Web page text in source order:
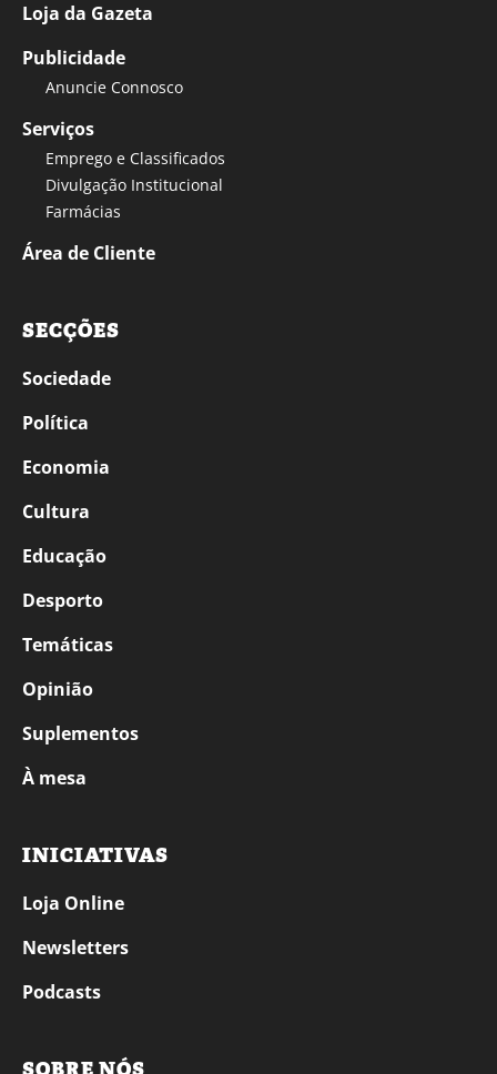
Loja da Gazeta
Publicidade
Anuncie Connosco
Serviços
Emprego e Classificados
Divulgação Institucional
Farmácias
Área de Cliente
SECÇÕES
Sociedade
Política
Economia
Cultura
Educação
Desporto
Temáticas
Opinião
Suplementos
À mesa
INICIATIVAS
Loja Online
Newsletters
Podcasts